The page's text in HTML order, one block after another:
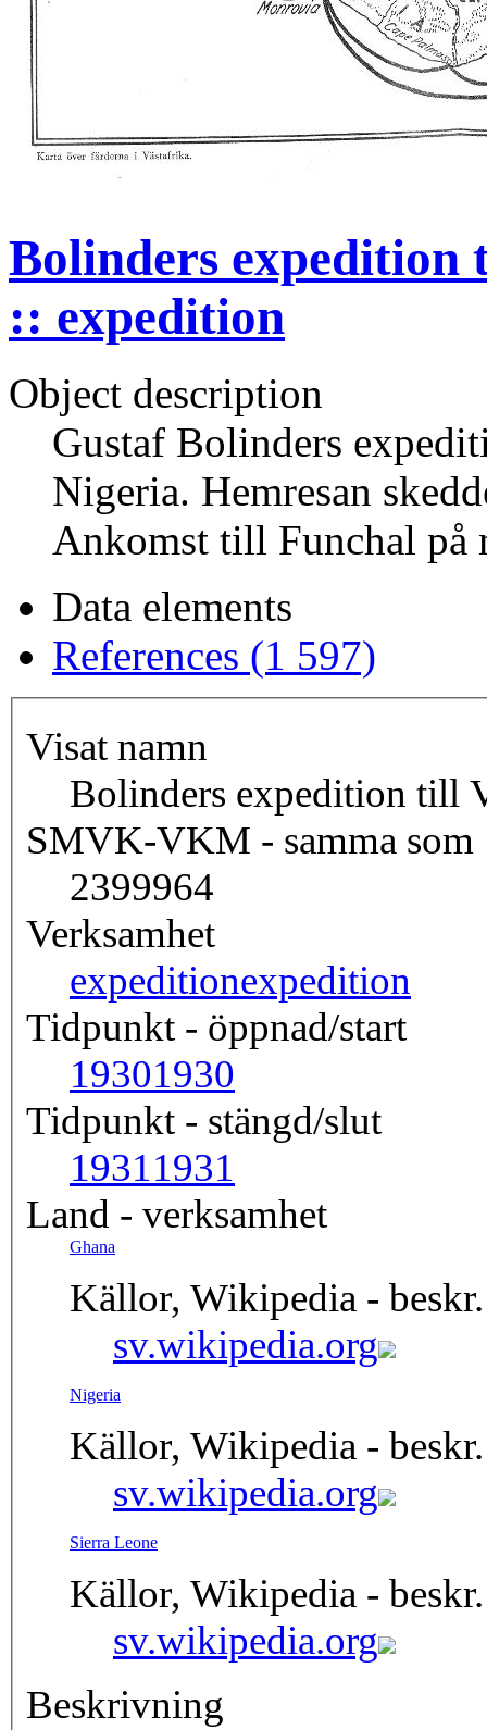
Bolinders expedition
:: expedition
Object description
Gustaf Bolinders
Nigeria. Hemresan
Ankomst till Funchal på
Data elements
References (1 597)
Visat namn
Bolinders expedition till
SMVK-VKM - samma som
2399964
Verksamhet
expeditionexpedition
Tidpunkt - öppnad/start
19301930
Tidpunkt - stängd/slut
19311931
Land - verksamhet
Ghana
Källor, Wikipedia -
sv.wikipedia.org
Nigeria
Källor, Wikipedia -
sv.wikipedia.org
Sierra Leone
Källor, Wikipedia -
sv.wikipedia.org
Beskrivning